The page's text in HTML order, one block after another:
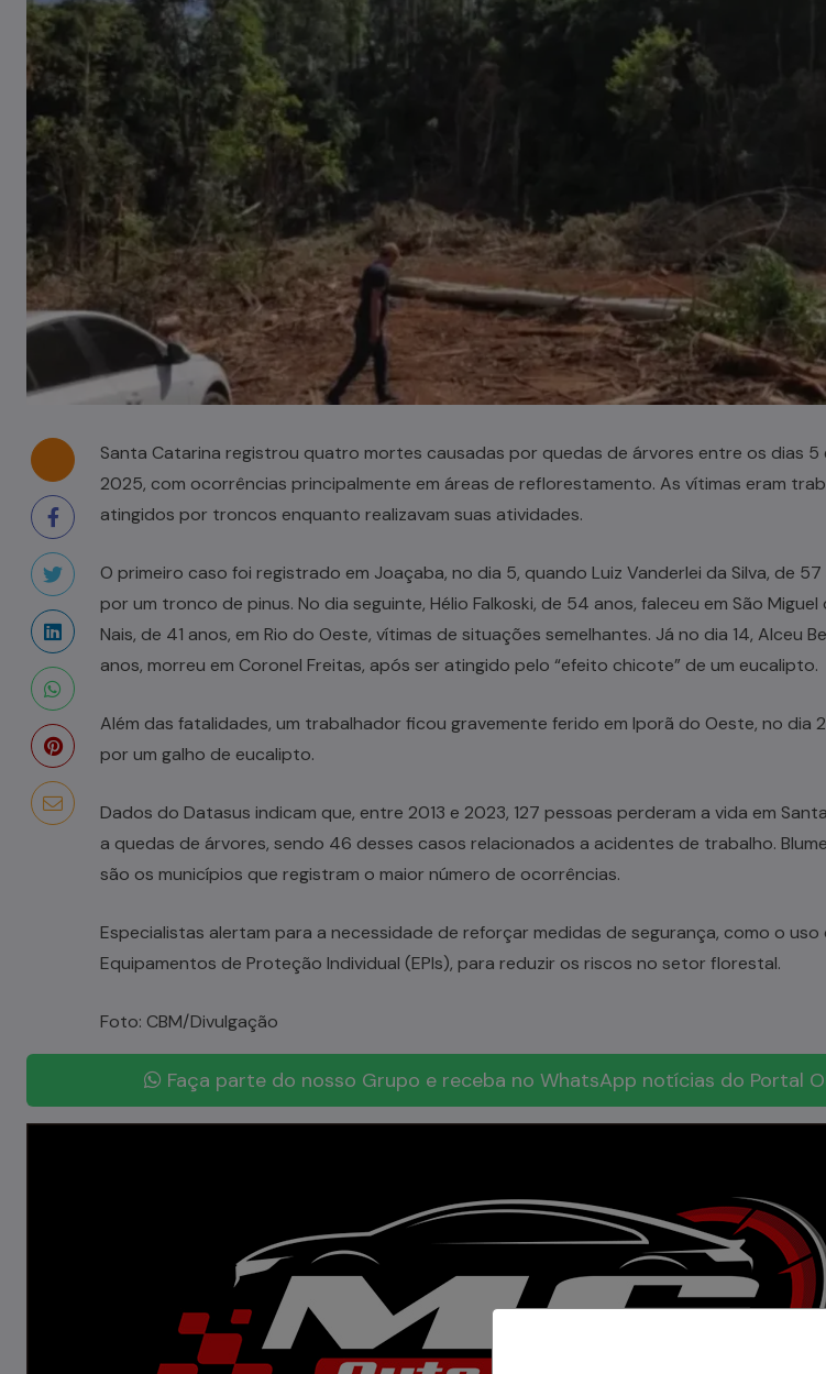
Santa Catarina registrou quatro mortes causadas por quedas de árvores entre os dias 5
2025, com ocorrências principalmente em áreas de reflorestamento. As vítimas eram
atingidos por troncos enquanto realizavam suas atividades.
O primeiro caso foi registrado em Joaçaba, no dia 5, quando Luiz Vanderlei da Silva, de
por um tronco de pinus. No dia seguinte, Hélio Falkoski, de 54 anos, faleceu em São
Nais, de 41 anos, em Rio do Oeste, vítimas de situações semelhantes. Já no dia 14, Alceu
anos, morreu em Coronel Freitas, após ser atingido pelo “efeito chicote” de um eucalipto.
Além das fatalidades, um trabalhador ficou gravemente ferido em Iporã do Oeste, no dia
por um galho de eucalipto.
Dados do Datasus indicam que, entre 2013 e 2023, 127 pessoas perderam a vida em
a quedas de árvores, sendo 46 desses casos relacionados a acidentes de trabalho.
são os municípios que registram o maior número de ocorrências.
Especialistas alertam para a necessidade de reforçar medidas de segurança, como o
Equipamentos de Proteção Individual (EPIs), para reduzir os riscos no setor florestal.
Foto: CBM/Divulgação
Faça parte do nosso Grupo e receba no WhatsApp notícias do Portal